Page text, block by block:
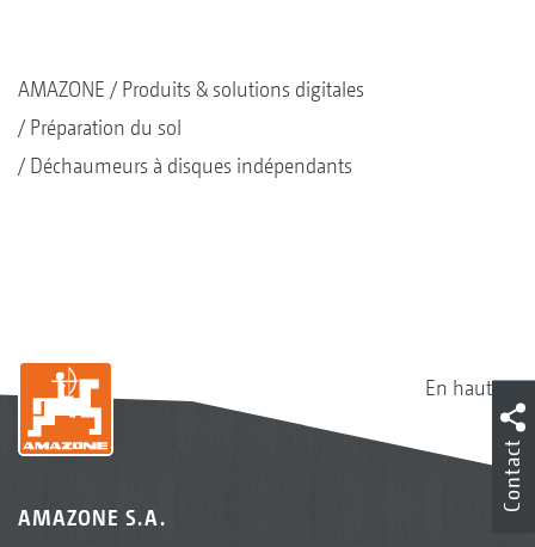
AMAZONE
Produits & solutions digitales
Préparation du sol
Déchaumeurs à disques indépendants
En haut
AMAZONE S.A.
Contact